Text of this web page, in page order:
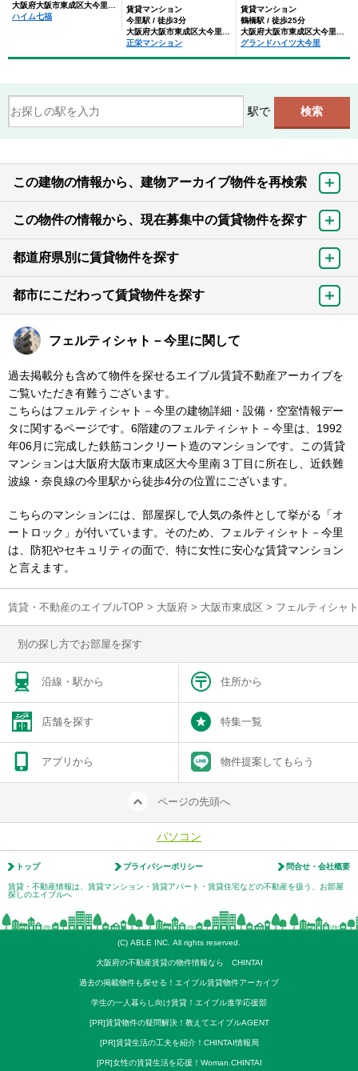
大阪府大阪市東成区大今里南３丁目
ハイム七福
賃貸マンション
今里駅 / 徒歩3分
大阪府大阪市東成区大今里南３丁目
正栄マンション
賃貸マンション
鶴橋駅 / 徒歩25分
大阪府大阪市東成区大今里南３丁目
グランドハイツ大今里
駅で
この建物の情報から、建物アーカイブ物件を再検索
この物件の情報から、現在募集中の賃貸物件を探す
都道府県別に賃貸物件を探す
都市にこだわって賃貸物件を探す
フェルティシャト－今里に関して
過去掲載分も含めて物件を探せるエイブル賃貸不動産アーカイブを
ご覧いただき有難うございます。
こちらはフェルティシャト－今里の建物詳細・設備・空室情報デー
タに関するページです。6階建のフェルティシャト－今里は、1992
年06月に完成した鉄筋コンクリート造のマンションです。この賃貸
マンションは大阪府大阪市東成区大今里南３丁目に所在し、近鉄難
波線・奈良線の今里駅から徒歩4分の位置にございます。
こちらのマンションには、部屋探しで人気の条件として挙がる「オ
ートロック」が付いています。そのため、フェルティシャト－今里
は、防犯やセキュリティの面で、特に女性に安心な賃貸マンション
と言えます。
賃貸・不動産のエイブルTOP > 大阪府 > 大阪市東成区 > フェルティシャ
別の探し方でお部屋を探す
沿線・駅から 住所から
店舗を探す 特集一覧
アプリから 物件提案してもらう
ページの先頭へ
パソコン
トップ プライバシーポリシー 問合せ・会社概要
賃貸・不動産情報は、賃貸マンション・賃貸アパート・賃貸住宅などの不動産を扱う、お部屋
探しのエイブルへ
(C) ABLE INC. All rights reserved.
大阪府の不動産賃貸の物件情報なら CHINTAI
過去の掲載物件も探せる！エイブル賃貸物件アーカイブ
学生の一人暮らし向け賃貸！エイブル進学応援部
[PR]賃貸物件の疑問解決！教えてエイブルAGENT
[PR]賃貸生活の工夫を紹介！CHINTAI情報局
[PR]女性の賃貸生活を応援！Woman.CHINTAI